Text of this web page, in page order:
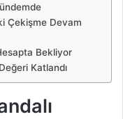
Çekişme Devam
Bekliyor
Katlandı